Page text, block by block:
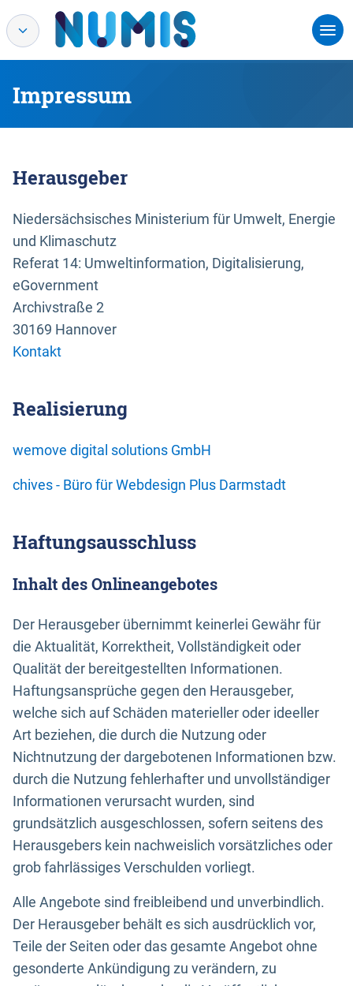
Impressum
Herausgeber
Niedersächsisches Ministerium für Umwelt, Energie
und Klimaschutz
Referat 14: Umweltinformation, Digitalisierung,
eGovernment
Archivstraße 2
30169 Hannover
Kontakt
Realisierung
wemove digital solutions GmbH
chives - Büro für Webdesign Plus Darmstadt
Haftungsausschluss
Inhalt des Onlineangebotes
Der Herausgeber übernimmt keinerlei Gewähr für
die Aktualität, Korrektheit, Vollständigkeit oder
Qualität der bereitgestellten Informationen.
Haftungsansprüche gegen den Herausgeber,
welche sich auf Schäden materieller oder ideeller
Art beziehen, die durch die Nutzung oder
Nichtnutzung der dargebotenen Informationen bzw.
durch die Nutzung fehlerhafter und unvollständiger
Informationen verursacht wurden, sind
grundsätzlich ausgeschlossen, sofern seitens des
Herausgebers kein nachweislich vorsätzliches oder
grob fahrlässiges Verschulden vorliegt.
Alle Angebote sind freibleibend und unverbindlich.
Der Herausgeber behält es sich ausdrücklich vor,
Teile der Seiten oder das gesamte Angebot ohne
gesonderte Ankündigung zu verändern, zu